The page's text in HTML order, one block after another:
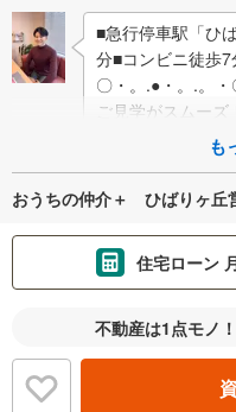
■急行停車駅「ひ
分■コンビニ徒歩
〇・。.●・。.。
ご見学がスムー
も
おうちの仲介＋ ひばりヶ丘
住宅ローン
金利
不動産は1点モノ